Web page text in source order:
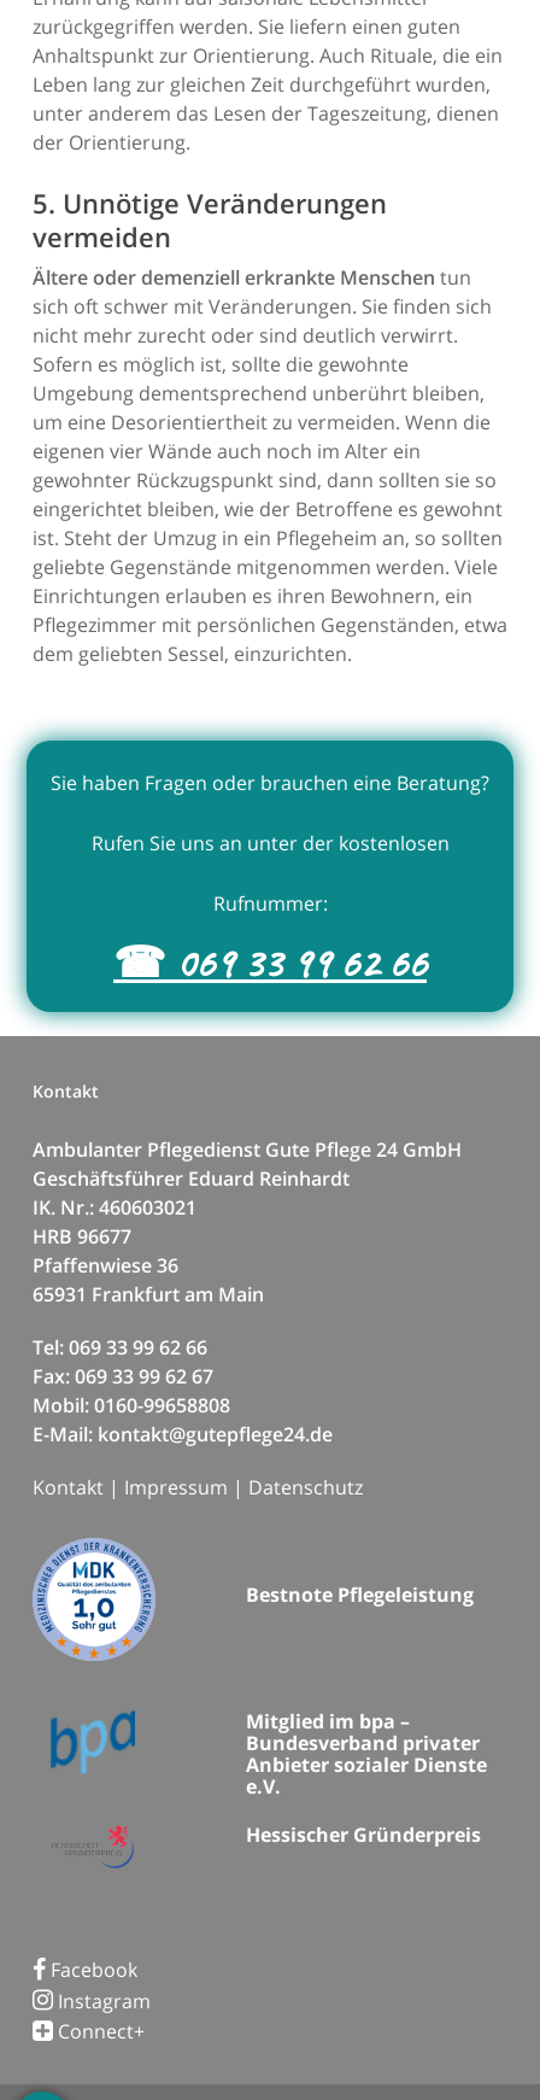
zurückgegriffen werden. Sie liefern einen guten
Anhaltspunkt zur Orientierung. Auch Rituale, die ein
Leben lang zur gleichen Zeit durchgeführt wurden,
unter anderem das Lesen der Tageszeitung, dienen
der Orientierung.
5. Unnötige Veränderungen
vermeiden
Ältere oder demenziell erkrankte Menschen tun
sich oft schwer mit Veränderungen. Sie finden sich
nicht mehr zurecht oder sind deutlich verwirrt.
Sofern es möglich ist, sollte die gewohnte
Umgebung dementsprechend unberührt bleiben,
um eine Desorientiertheit zu vermeiden. Wenn die
eigenen vier Wände auch noch im Alter ein
gewohnter Rückzugspunkt sind, dann sollten sie so
eingerichtet bleiben, wie der Betroffene es gewohnt
ist. Steht der Umzug in ein Pflegeheim an, so sollten
geliebte Gegenstände mitgenommen werden. Viele
Einrichtungen erlauben es ihren Bewohnern, ein
Pflegezimmer mit persönlichen Gegenständen, etwa
dem geliebten Sessel, einzurichten.
Sie haben Fragen oder brauchen eine Beratung?
Rufen Sie uns an unter der kostenlosen
Rufnummer:
☎ 069 33 99 62 66
Kontakt
Ambulanter Pflegedienst Gute Pflege 24 GmbH
Geschäftsführer Eduard Reinhardt
IK. Nr.: 460603021
HRB 96677
Pfaffenwiese 36
65931 Frankfurt am Main
Tel: 069 33 99 62 66
Fax: 069 33 99 62 67
Mobil: 0160-99658808
E-Mail: kontakt@gutepflege24.de
Kontakt| Impressum | Datenschutz
Bestnote Pflegeleistung
Mitglied im bpa –
Bundesverband privater
Anbieter sozialer Dienste
e.V.
Hessischer Gründerpreis
Facebook
Instagram
Connect+